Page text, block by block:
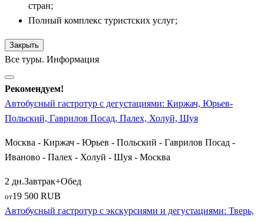
а также дегустацию настоящей черной икры и запеченной на
углях царской рыбы. СамаКостромавстречает группу на
знаменитой Сырной бирже, а во время обеда гостям
предлагают попробовать костромские щи и блюда из лесных
грибов и ягод. По пути автобусы делают остановку в городе
Ростов Великий
Переславле (
Залесский
), известном своей царской селедкой-ряпушкой.
традициями Верхней Волги. Гостеприимная
угощает
путешественников старинными пожарскими котлетами,
рецепт которых был воспет Пушкиным, и тверскими
коврижками. В Тверской области маршруты включают
озерный крайСелигер и тихийОсташков, славящийся
стран;
Полный комплекс туристских услуг;
Закрыть
Все туры. Информация
Рекомендуем!
Автобусный гастротур с дегустациями: Киржач, Юрьев-
Польский, Гаврилов Посад, Палех, Холуй, Шуя
Москва - Киржач - Юрьев - Польский - Гаврилов Посад -
Иваново - Палех - Холуй - Шуя - Москва
2 дн.Завтрак+Обед
от19 500 RUB
Автобусный гастротур с экскурсиями и дегустациями: Тверь,